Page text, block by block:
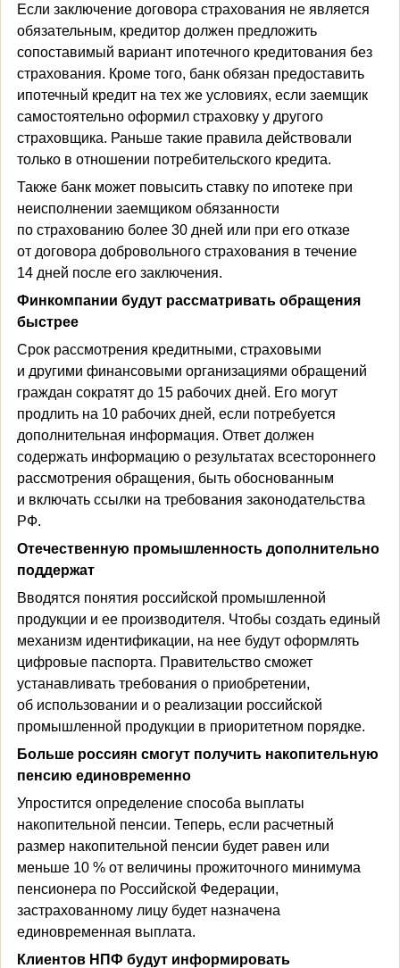
Если заключение договора страхования не является
обязательным, кредитор должен предложить
сопоставимый вариант ипотечного кредитования без
страхования. Кроме того, банк обязан предоставить
ипотечный кредит на тех же условиях, если заемщик
самостоятельно оформил страховку у другого
страховщика. Раньше такие правила действовали
только в отношении потребительского кредита.
Также банк может повысить ставку по ипотеке при
неисполнении заемщиком обязанности
по страхованию более 30 дней или при его отказе
от договора добровольного страхования в течение
14 дней после его заключения.
Финкомпании будут рассматривать обращения
быстрее
Срок рассмотрения кредитными, страховыми
и другими финансовыми организациями обращений
граждан сократят до 15 рабочих дней. Его могут
продлить на 10 рабочих дней, если потребуется
дополнительная информация. Ответ должен
содержать информацию о результатах всестороннего
рассмотрения обращения, быть обоснованным
и включать ссылки на требования законодательства
РФ.
Отечественную промышленность дополнительно
поддержат
Вводятся понятия российской промышленной
продукции и ее производителя. Чтобы создать единый
механизм идентификации, на нее будут оформлять
цифровые паспорта. Правительство сможет
устанавливать требования о приобретении,
об использовании и о реализации российской
промышленной продукции в приоритетном порядке.
Больше россиян смогут получить накопительную
пенсию единовременно
Упростится определение способа выплаты
накопительной пенсии. Теперь, если расчетный
размер накопительной пенсии будет равен или
меньше 10 % от величины прожиточного минимума
пенсионера по Российской Федерации,
застрахованному лицу будет назначена
единовременная выплата.
Клиентов НПФ будут информировать